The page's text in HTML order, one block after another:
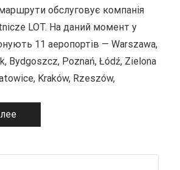
обслуговує компанія
LOT. На даний момент у
11 аеропортів — Warszawa,
Bydgoszcz, Poznań, Łódź, Zielona
Kraków, Rzeszów,